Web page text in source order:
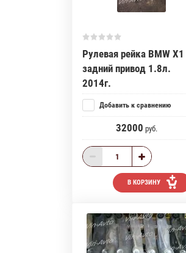
Рулевая рейка BMW Х1
задний привод 1.8л.
2014г.
Добавить к сравнению
32000 руб.
В КОРЗИНУ